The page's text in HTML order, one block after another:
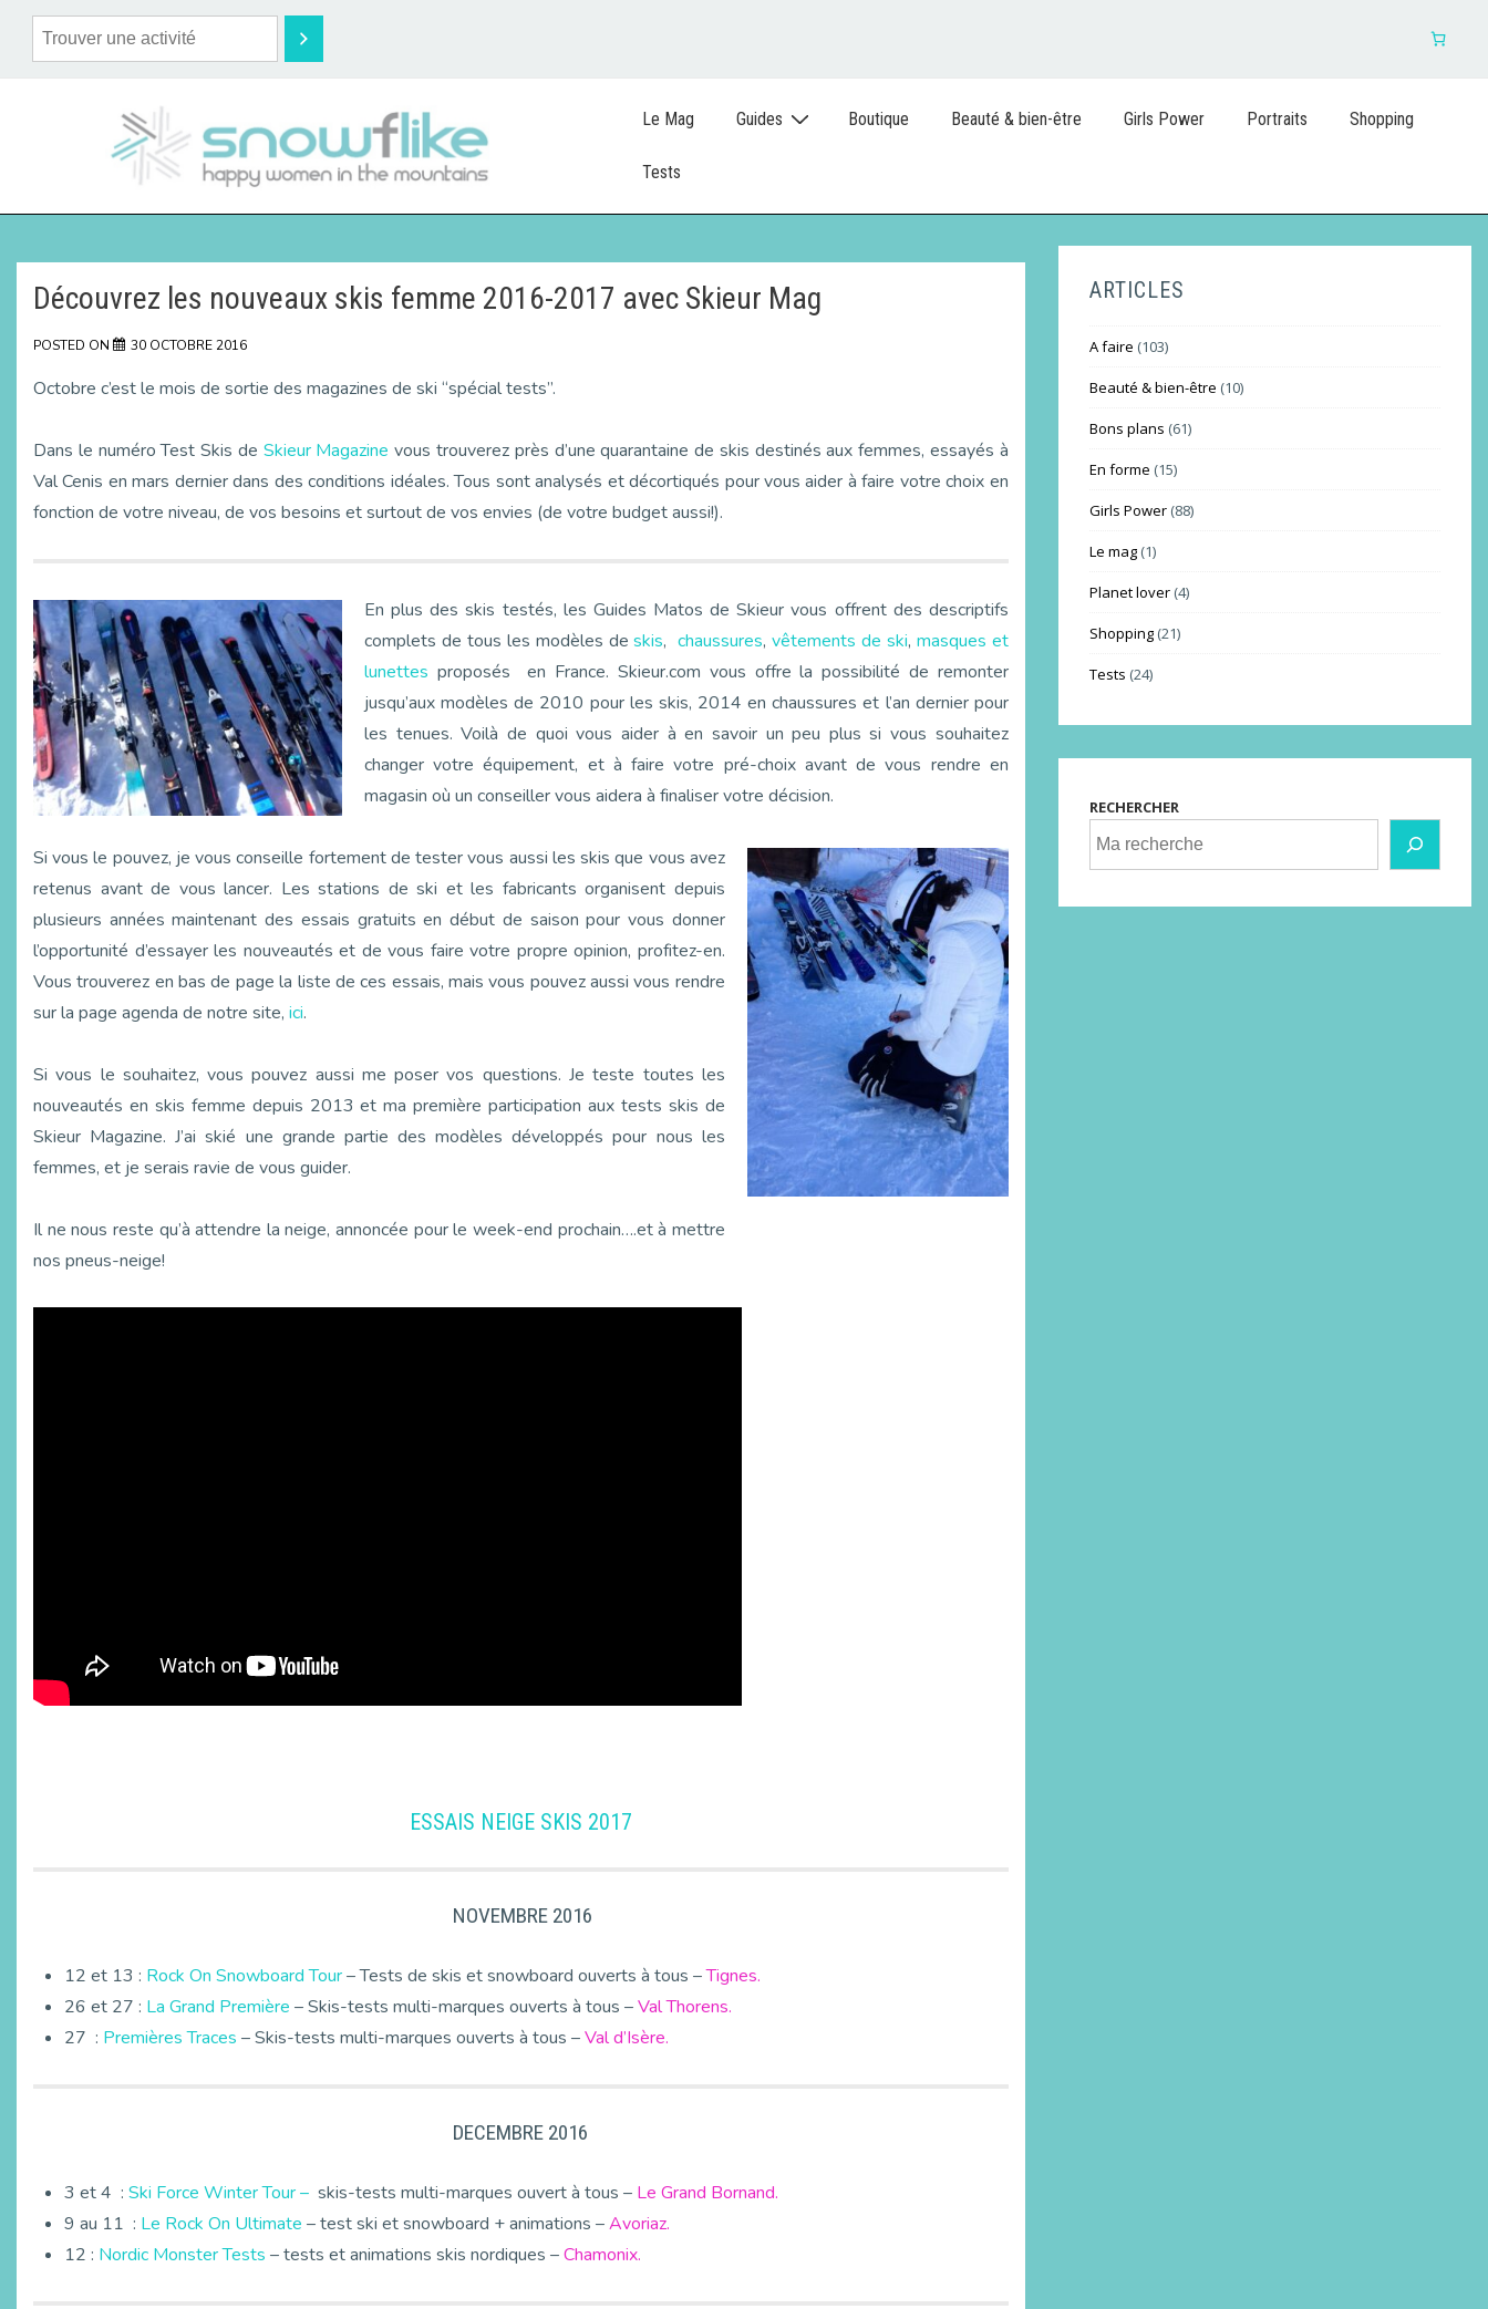
Le Mag Guides Boutique Beauté & bien-être Girls Power Portraits Shopping
Tests
Découvrez les nouveaux skis femme 2016-2017 avec Skieur Mag
POSTED ON 30 OCTOBRE 2016
Octobre c’est le mois de sortie des magazines de ski “spécial tests”.
Dans le numéro Test Skis de Skieur Magazine vous trouverez près d’une quarantaine de skis destinés aux femmes, essayés à
Val Cenis en mars dernier dans des conditions idéales. Tous sont analysés et décortiqués pour vous aider à faire votre choix en
fonction de votre niveau, de vos besoins et surtout de vos envies (de votre budget aussi!).
En plus des skis testés, les Guides Matos de Skieur vous offrent des descriptifs
complets de tous les modèles deskis,chaussures, vêtements de ski, masques et
lunettes proposés en France. Skieur.com vous offre la possibilité de remonter
jusqu’aux modèles de 2010 pour les skis, 2014 en chaussures et l’an dernier pour
les tenues. Voilà de quoi vous aider à en savoir un peu plus si vous souhaitez
changer votre équipement, et à faire votre pré-choix avant de vous rendre en
magasin où un conseiller vous aidera à finaliser votre décision.
Si vous le pouvez, je vous conseille fortement de tester vous aussi les skis que vous avez
retenus avant de vous lancer. Les stations de ski et les fabricants organisent depuis
plusieurs années maintenant des essais gratuits en début de saison pour vous donner
l’opportunité d’essayer les nouveautés et de vous faire votre propre opinion, profitez-en.
Vous trouverez en bas de page la liste de ces essais, mais vous pouvez aussi vous rendre
sur la page agenda de notre site, ici.
Si vous le souhaitez, vous pouvez aussi me poser vos questions. Je teste toutes les
nouveautés en skis femme depuis 2013 et ma première participation aux tests skis de
Skieur Magazine. J’ai skié une grande partie des modèles développés pour nous les
femmes, et je serais ravie de vous guider.
Il ne nous reste qu’à attendre la neige, annoncée pour le week-end prochain….et à mettre
nos pneus-neige!
ESSAIS NEIGE SKIS 2017
NOVEMBRE 2016
12 et 13 : Rock On Snowboard Tour– Tests de skis et snowboard ouverts à tous –Tignes.
26 et 27 : La Grand Première – Skis-tests multi-marques ouverts à tous –Val Thorens.
27 : Premières Traces – Skis-tests multi-marques ouverts à tous –Val d’Isère.
DECEMBRE 2016
3 et 4 : Ski Force Winter Tour – skis-tests multi-marques ouvert à tous – Le Grand Bornand.
9 au 11 : Le Rock On Ultimate – test ski et snowboard + animations –Avoriaz.
12 : Nordic Monster Tests – tests et animations skis nordiques –Chamonix.
ARTICLES
A faire (103)
Beauté & bien-être (10)
Bons plans (61)
En forme (15)
Girls Power(88)
Le mag(1)
Planet lover(4)
Shopping(21)
Tests (24)
RECHERCHER